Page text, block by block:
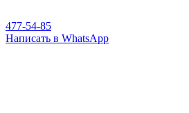
477-54-85
Написать в WhatsApp